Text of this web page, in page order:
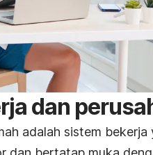
dan
adalah sistem bekerja